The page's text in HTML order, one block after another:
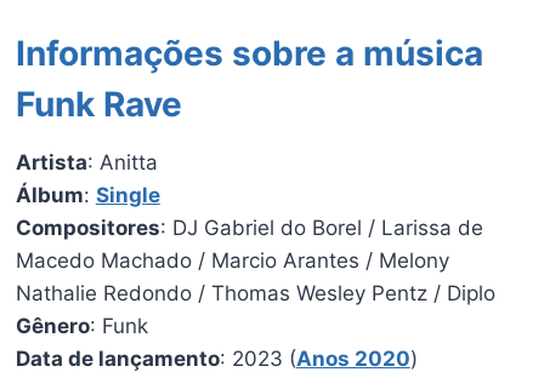
Informações sobre a música
Funk Rave
Artista: Anitta
Álbum: Single
Compositores: DJ Gabriel do Borel / Larissa de
Macedo Machado / Marcio Arantes / Melony
Nathalie Redondo / Thomas Wesley Pentz / Diplo
Gênero: Funk
Data de lançamento: 2023 (Anos 2020)